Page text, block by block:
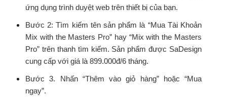
ứng dụng trình duyệt web trên thiết bị của bạn.
Bước 2: Tìm kiếm tên sản phẩm là “Mua Tài Khoản
Mix with the Masters Pro” hay “Mix with the Masters
Pro” trên thanh tìm kiếm. Sản phẩm được SaDesign
cung cấp với giá là 899.000đ/6 tháng.
Bước 3. Nhấn “Thêm vào giỏ hàng” hoặc “Mua
ngay”.